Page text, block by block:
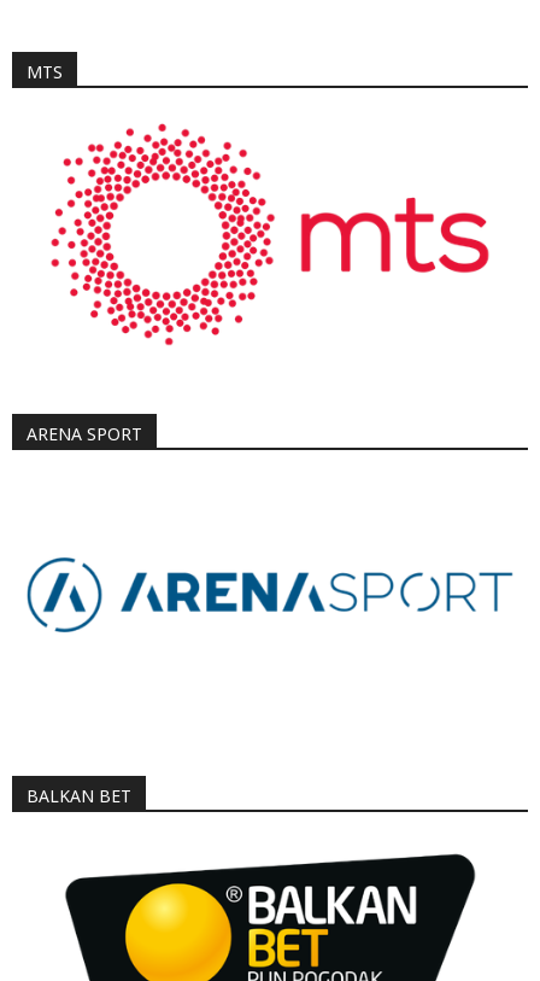
MTS
ARENA SPORT
BALKAN BET